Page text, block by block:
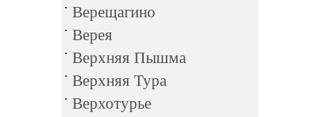
Верещагино
Верея
Верхняя Пышма
Верхняя Тура
Верхотурье